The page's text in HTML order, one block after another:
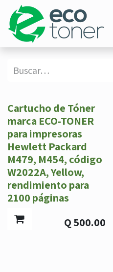
Ir al contenido
Cartucho de Tóner
marca ECO-TONER
para impresoras
Hewlett Packard
M479, M454, código
W2022A, Yellow,
rendimiento para
2100 páginas
Q 500.00